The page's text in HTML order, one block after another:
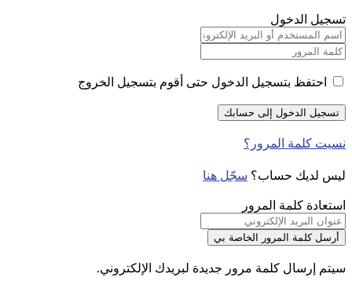
تسجيل الدخول
احتفظ بتسجيل الدخول حتى أقوم بتسجيل الخروج
نسيت كلمة المرور؟
ليس لديك حساب؟ سجّل هنا
استعادة كلمة المرور
سيتم إرسال كلمة مرور جديدة لبريدك الإلكتروني.